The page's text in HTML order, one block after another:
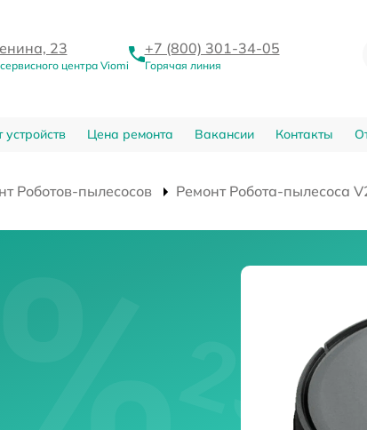
23
центра Viomi
+7 (800) 301-34-05
Горячая линия
устройств Цена ремонта Вакансии Контакты
Роботов-пылесосов Ремонт Робота-пылесоса